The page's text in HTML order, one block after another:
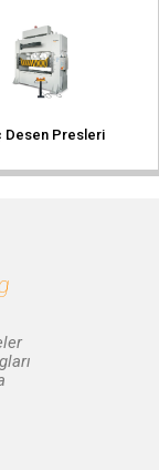
Desen Presleri